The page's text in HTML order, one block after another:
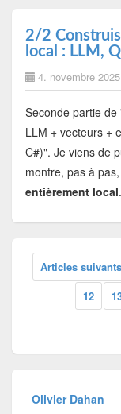
2/2
local : LLM,
4. novembre 2025
Seconde partie
LLM + vecteurs +
C#)". Je viens de
montre, pas à
entièrement local.
Articles suivants
12
Olivier Dahan